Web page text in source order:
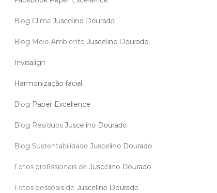
Blog Clima Juscelino Dourado
Blog Meio Ambiente Juscelino Dourado
Invisalign
Harmonização facial
Blog Paper Excellence
Blog Resíduos Juscelino Dourado
Blog Sustentabilidade Juscelino Dourado
Fotos profissionais de Juscelino Dourado
Fotos pessoais de Juscelino Dourado